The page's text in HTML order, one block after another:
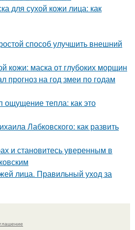
для сухой кожи лица: как
способ улучшить внешний
кожи: маска от глубоких морщин
прогноз на год змеи по годам
ощущение тепла: как это
Лабковского: как развить
и становитесь уверенным в
лица. Правильный уход за